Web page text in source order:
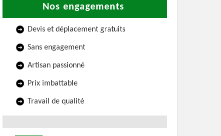
Nos engagements
Devis et déplacement gratuits
Sans engagement
Artisan passionné
Prix imbattable
Travail de qualité